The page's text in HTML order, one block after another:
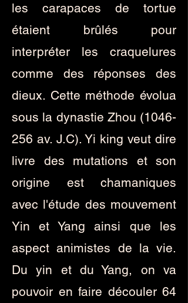
les carapaces de tortue
étaient brûlés pour
interpréter les craquelures
comme des réponses des
dieux. Cette méthode évolua
sous la dynastie Zhou (1046-
256 av. J.C). Yi king veut dire
livre des mutations et son
origine est chamaniques
avec l'étude des mouvement
Yin et Yang ainsi que les
aspect animistes de la vie.
Du yin et du Yang, on va
pouvoir en faire découler 64